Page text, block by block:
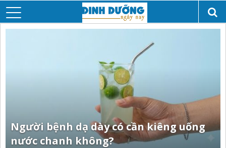
Người bệnh dạ dày có cần kiêng uống
nước chanh không?